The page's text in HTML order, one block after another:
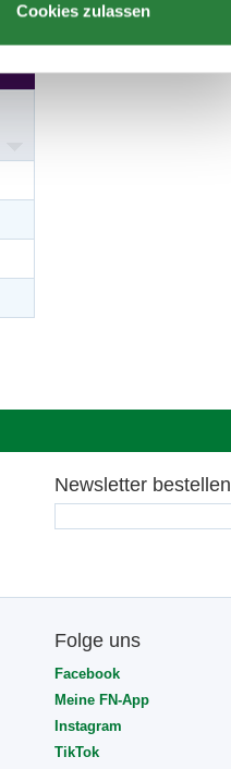
Cookies zulassen
Newsletter bestellen
Folge uns
Facebook
Meine FN-App
Instagram
TikTok